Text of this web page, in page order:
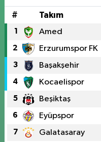
# Takım
1 Amed
2 Erzurumspor FK
3 Başakşehir
4 Kocaelispor
5 Beşiktaş
6 Eyüpspor
7 Galatasaray